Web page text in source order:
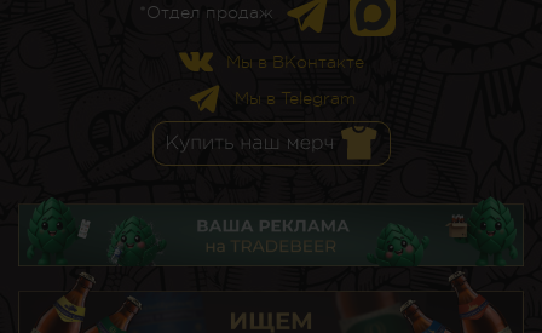
*Отдел продаж
Мы в ВКонтакте
Мы в Telegram